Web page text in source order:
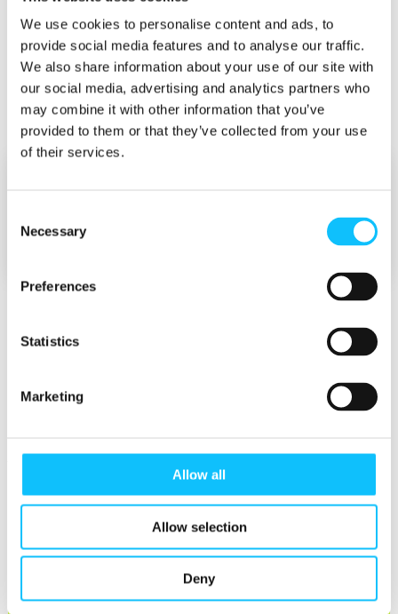
We use cookies to personalise content and ads, to
provide social media features and to analyse our traffic.
We also share information about your use of our site with
our social media, advertising and analytics partners who
may combine it with other information that you’ve
provided to them or that they’ve collected from your use
of their services.
Selection
Necessary
Preferences
Statistics
Marketing
Allow all
Allow selection
Deny
Uusi sitoumus
Uusi sitoumus viettää Reiluja kahvitaukoja
seuraavat 12 kk tällä lomakkeella.
yhteyttä: